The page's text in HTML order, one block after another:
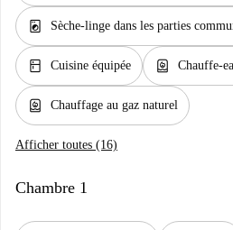
local_laundry_service Sèche-linge dans les parties
kitchen Cuisine équipée water_heater Chauffe-
water_heater Chauffage au gaz naturel
Afficher toutes (16)
Chambre 1